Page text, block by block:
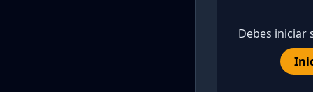
Debes iniciar